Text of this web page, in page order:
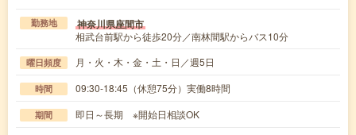
勤務地 神奈川県座間市
相武台前駅から徒歩20分／南林間駅からバス10分
曜日頻度 月・火・木・金・土・日／週5日
時間 09:30-18:45（休憩75分）実働8時間
期間 即日～長期 ※開始日相談OK